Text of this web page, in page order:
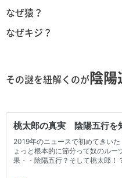
なぜ猿？
なぜキジ？
その謎を紐解くのが陰陽